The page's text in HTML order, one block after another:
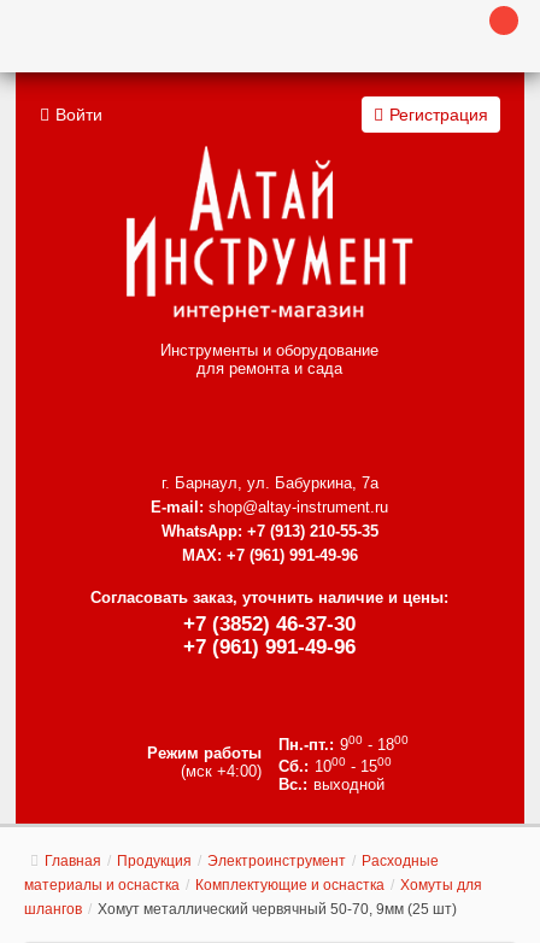
Инструменты и оборудование
для ремонта и сада
г. Барнаул, ул. Бабуркина, 7а
E-mail: shop@altay-instrument.ru
WhatsApp: +7 (913) 210-55-35
MAX: +7 (961) 991-49-96
Согласовать заказ, уточнить наличие и цены:
+7 (3852) 46-37-30
+7 (961) 991-49-96
Режим работы
(мск +4:00)
900- 1800
1000- 1500
выходной
Войти Регистрация
Главная / Продукция / Электроинструмент / Расходные
материалы и оснастка / Комплектующие и оснастка / Хомуты для
шлангов / Хомут металлический червячный 50-70, 9мм (25 шт)